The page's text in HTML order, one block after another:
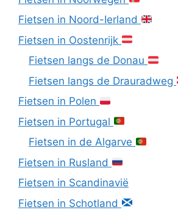
Fietsen in Noord-Ierland
Fietsen in Oostenrijk
Fietsen langs de Donau
Fietsen langs de Drauradweg
Fietsen in Polen
Fietsen in Portugal
Fietsen in de Algarve
Fietsen in Rusland
Fietsen in Scandinavië
Fietsen in Schotland